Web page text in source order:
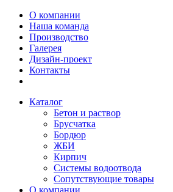
О компании
Наша команда
Производство
Галерея
Дизайн-проект
Контакты
Каталог
Бетон и раствор
Брусчатка
Бордюр
ЖБИ
Кирпич
Системы водоотвода
Сопутствующие товары
О компании